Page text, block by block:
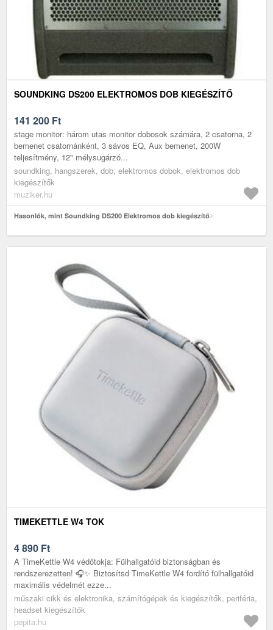
SOUNDKING DS200 ELEKTROMOS DOB KIEGÉSZÍTŐ
141 200 Ft
stage monitor: három utas monitor dobosok számára, 2 csatorna, 2
bemenet csatornánként, 3 sávos EQ, Aux bemenet, 200W
teljesítmény, 12" mélysugárzó...
soundking, hangszerek, dob, elektromos dobok, elektromos dob
kiegészítők
muziker.hu
Hasonlók, mint Soundking DS200 Elektromos dob kiegészítő
TIMEKETTLE W4 TOK
4 890 Ft
A TimeKettle W4 védőtokja: Fülhallgatóid biztonságban és
rendszerezetten! 🎧✨ Biztosítsd TimeKettle W4 fordító fülhallgatóid
maximális védelmét ezze...
műszaki cikk és elektronika, számítógépek és kiegészítők, periféria,
headset kiegészítők
pepita.hu